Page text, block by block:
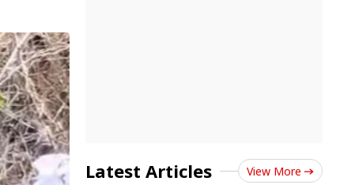
Latest Articles View More